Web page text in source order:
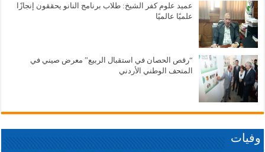
عميد علوم كفر الشيخ: طلاب برنامج النانو يحققون إنجازًا
علميًا عالميًا
“رقص الحصان في استقبال الربيع” معرض صيني في
المتحف الوطني الأردني
وفيات